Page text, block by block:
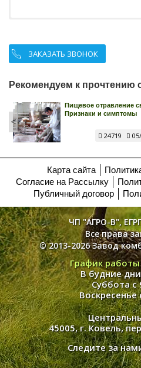
ЗАКАЗАТЬ ЗВОНОК
Рекомендуем к прочтению
Пищевое отравление
Признаки и симптомы
24719
<
Карта сайта
Согласие на Рассылку
Публичный договор
ЧП "АГРО-В",
Все права
© 2013-2026 Завод
График
В будние
Суббота с
Воскресенье
45005, г. Ковель,
Следите за